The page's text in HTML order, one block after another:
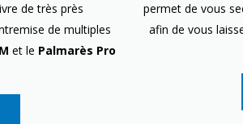
de très près
de multiples
et le Palmarès Pro
permet de vous
afin de vous